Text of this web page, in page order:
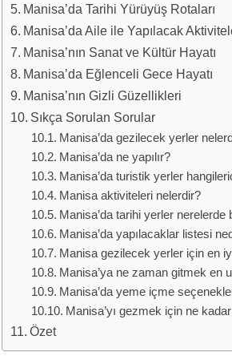
Manisa’da Tarihi Yürüyüş Rotaları
Manisa’da Aile ile Yapılacak
Manisa’nın Sanat ve Kültür Hayatı
Manisa’da Eğlenceli Gece Hayatı
Manisa’nın Gizli Güzellikleri
Sıkça Sorulan Sorular
Manisa’da gezilecek yerler
Manisa’da ne yapılır?
Manisa’da turistik yerler
Manisa aktiviteleri nelerdir?
Manisa’da tarihi yerler nerelerde
Manisa’da yapılacaklar listesi
Manisa gezilecek yerler için en
Manisa’ya ne zaman gitmek en
Manisa’da yeme içme
Manisa’yı gezmek için ne
Özet